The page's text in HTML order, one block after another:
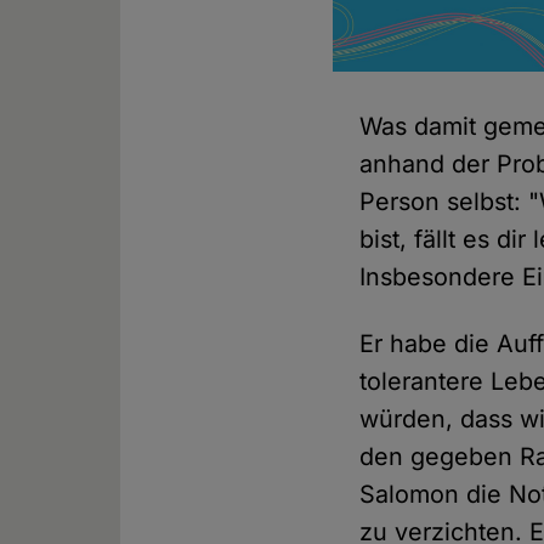
Was damit
anhand der
Person selbst:
bist, fällt es dir
Insbesondere
Er habe die
tolerantere
würden, dass
den gegeben
Salomon die
zu verzichten.